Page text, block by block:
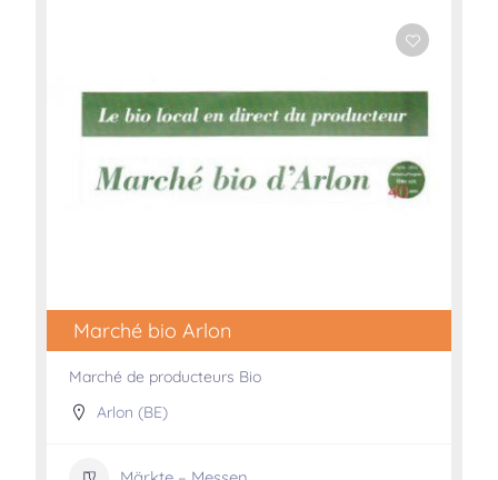
Marché bio Arlon
Marché de producteurs Bio
Arlon (BE)